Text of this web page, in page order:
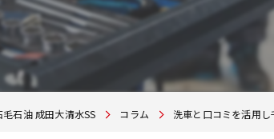
石油 成田大清水SS コラム 洗車と口コミを活用